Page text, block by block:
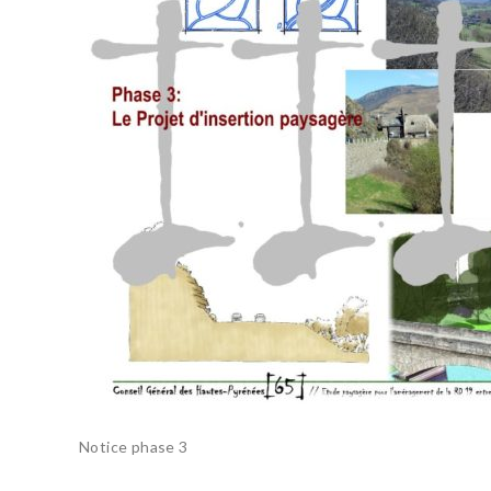
Notice phase 3